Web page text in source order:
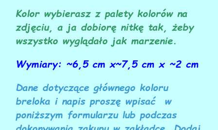
Kolor wybierasz z palety kolorów na
zdjęciu, a ja dobiorę nitkę tak, żeby
wszystko wyglądało jak marzenie.
Wymiary: ~6,5 cm x~7,5 cm x ~2cm
Dane dotyczące głównego koloru
breloka i napis proszę wpisać w
poniższym formularzu lub podczas